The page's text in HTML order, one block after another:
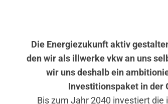
Die Energiezukunft aktiv
den wir als illwerke vkw an uns
wir uns deshalb ein
Investitionspaket in der
Bis zum Jahr 2040 investiert